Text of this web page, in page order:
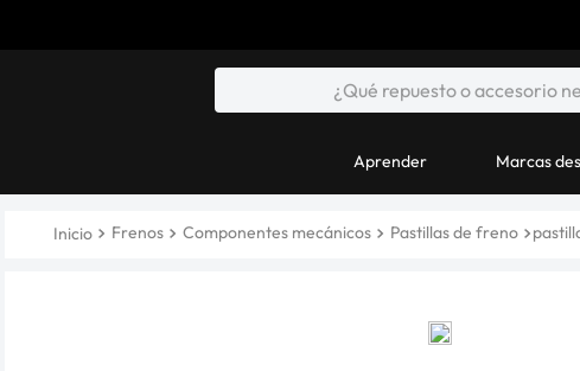
Aprender Marcas
Frenos Componentes mecánicos Pastillas de freno